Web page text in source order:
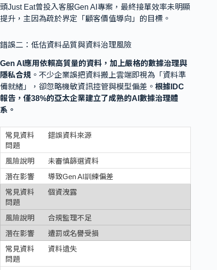
頭Just Eat曾投入客服Gen AI專案，最終接單效率未明顯
提升，主因為疏於界定「顧客價值導向」的目標。
錯誤二：低估資料品質與資料治理風險
Gen AI應用依賴高質量的資料，加上嚴格的數據治理與
隱私合規 。不少企業誤把資料搬上雲端即視為「資料準
備就緒」，卻忽略機敏資訊控管與模型偏差。 根據IDC
報告，僅38%的亞太企業建立了成熟的AI數據治理體
系。
錯誤資料來源
未審慎篩選資料
導致Gen AI訓練偏差
個資洩露
合規監理不足
遭罰或名譽受損
資料遺失